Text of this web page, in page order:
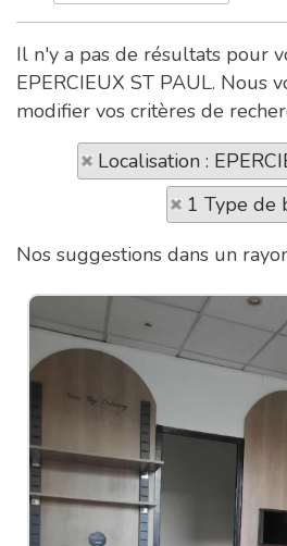
Il n'y a pas de résultats pour
EPERCIEUX ST PAUL. Nous
modifier vos critères de
Localisation :
1 Type de
Nos suggestions dans un